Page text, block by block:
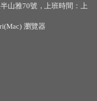
山雅70號 , 上班時間：上
瀏覽器